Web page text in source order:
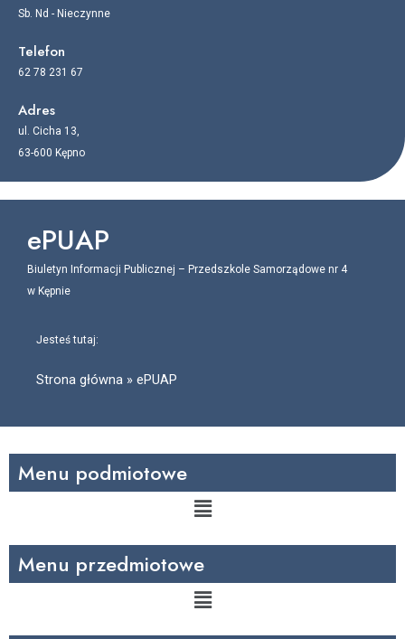
Sb. Nd - Nieczynne
Telefon
62 78 231 67
Adres
ul. Cicha 13,
63-600 Kępno
ePUAP
Biuletyn Informacji Publicznej – Przedszkole Samorządowe nr 4
w Kępnie
Jesteś tutaj:
Strona główna » ePUAP
Menu podmiotowe
Menu
Menu przedmiotowe
Menu